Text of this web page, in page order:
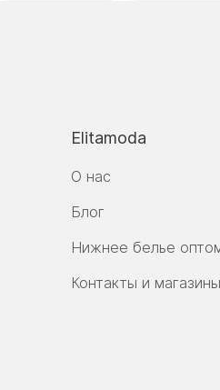
Elitamoda
О нас
Блог
Нижнее белье
Контакты и магазины